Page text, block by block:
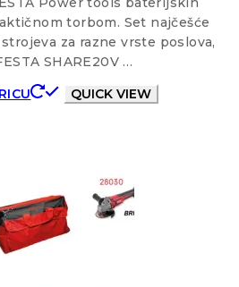
torbom. Set najčešće
za razne vrste poslova,
SHARE20V …
QUICK VIEW